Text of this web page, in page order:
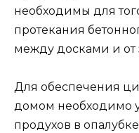
необходимы для
протекания
между досками и от
Для обеспечения
домом необходимо
продухов в